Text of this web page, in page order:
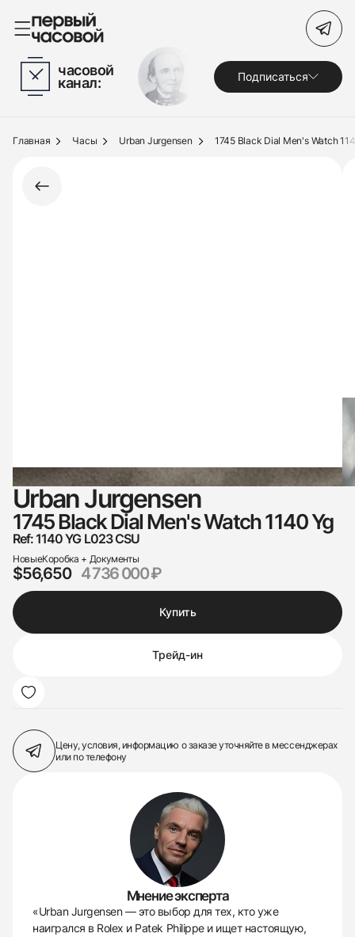
Часы
Украшения
Под заказ
Поиск по сайту
часовой
канал: Подписаться
Главная Часы Urban Jurgensen 1745 Black Dial Men's Watch
Urban Jurgensen
1745 Black Dial Men's Watch 1140 Yg
Ref: 1140 YG L023 CSU
НовыеКоробка + Документы
$56,650 4 736 000 ₽
Купить
Трейд-ин
Цену, условия, информацию о заказеуточняйте в мессенджерах
или по телефону
Мнение эксперта
«Urban Jurgensen — это выбор для тех, кто уже
наигрался в Rolex и Patek Philippe и ищет настоящую,